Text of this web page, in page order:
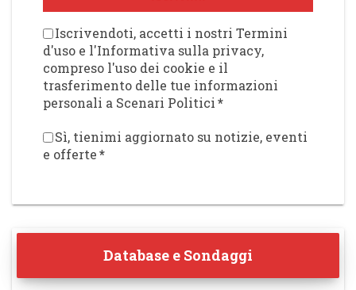
Iscrivendoti, accetti i nostri Termini
d'uso e l'Informativa sulla privacy,
compreso l'uso dei cookie e il
trasferimento delle tue informazioni
personali a Scenari Politici*
Sì, tienimi aggiornato su notizie, eventi
e offerte*
Database e Sondaggi